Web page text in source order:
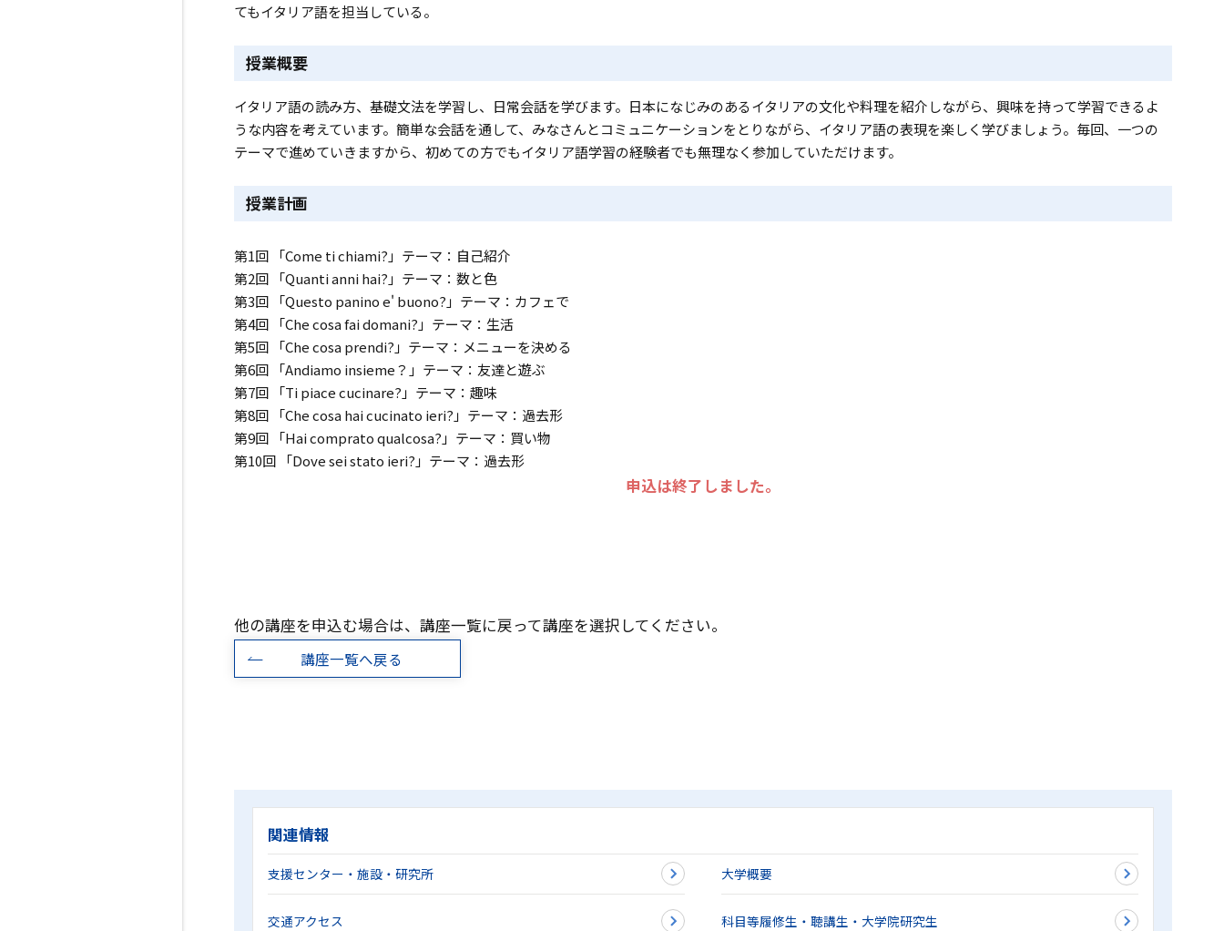
てもイタリア語を担当している。
授業概要
イタリア語の読み方、基礎文法を学習し、日常会話を学びます。日本になじみのあるイタリアの文化や料理を紹介しながら、興味を持って学習できるよ
うな内容を考えています。簡単な会話を通して、みなさんとコミュニケーションをとりながら、イタリア語の表現を楽しく学びましょう。毎回、一つの
テーマで進めていきますから、初めての方でもイタリア語学習の経験者でも無理なく参加していただけます。
授業計画
第1回 「Come ti chiami?」テーマ：自己紹介
第2回 「Quanti anni hai?」テーマ：数と色
第3回 「Questo panino e' buono?」テーマ：カフェで
第4回 「Che cosa fai domani?」テーマ：生活
第5回 「Che cosa prendi?」テーマ：メニューを決める
第6回 「Andiamo insieme？」テーマ：友達と遊ぶ
第7回 「Ti piace cucinare?」テーマ：趣味
第8回 「Che cosa hai cucinato ieri?」テーマ：過去形
第9回 「Hai comprato qualcosa?」テーマ：買い物
第10回 「Dove sei stato ieri?」テーマ：過去形
申込は終了しました。
他の講座を申込む場合は、講座一覧に戻って講座を選択してください。
講座一覧へ戻る
関連情報
支援センター・施設・研究所 大学概要
交通アクセス 科目等履修生・聴講生・大学院研究生